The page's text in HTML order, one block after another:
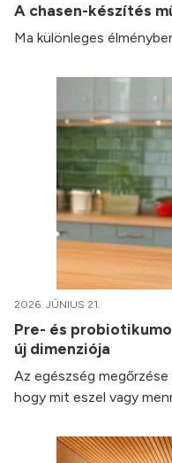
A chasen-készítés
Ma különleges
2026. JÚNIUS 21.
Pre- és
új dimenziója
Az egészség
hogy mit eszel vagy